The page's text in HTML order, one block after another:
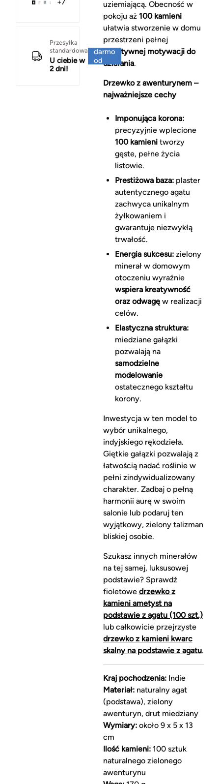
+7
Przesyłka
standardowa
U ciebie w
2 dni!
darmo
od
150 zł
uziemiającą. Obecność w
pokoju aż 100 kamieni
ułatwia stworzenie w domu
przestrzeni pełnej
pozytywnej motywacji do
działania.
Drzewko z awenturynem –
najważniejsze cechy
Imponująca korona:
precyzyjnie wplecione
100 kamienitworzy
gęste, pełne życia
listowie.
Prestiżowa baza:plaster
autentycznego agatu
zachwyca unikalnym
żyłkowaniem i
gwarantuje niezwykłą
trwałość.
Energia sukcesu:zielony
minerał w domowym
otoczeniu wyraźnie
wspiera kreatywność
oraz odwagęw realizacji
celów.
Elastyczna struktura:
miedziane gałązki
pozwalają na
samodzielne
modelowanie
ostatecznego kształtu
korony.
Inwestycja w ten model to
wybór unikalnego,
indyjskiego rękodzieła.
Giętkie gałązki pozwalają z
łatwością nadać roślinie w
pełni zindywidualizowany
charakter. Zadbaj o pełną
harmonii aurę w swoim
salonie lub podaruj ten
wyjątkowy, zielony talizman
bliskiej osobie.
Szukasz innych minerałów
na tej samej, luksusowej
podstawie? Sprawdź
fioletowe drzewko z
kamieni ametyst na
podstawie z agatu (100 szt.)
lub całkowicie przejrzyste
drzewko z kamieni kwarc
skalny na podstawie z agatu.
Kraj pochodzenia:Indie
Materiał:naturalny agat
(podstawa), zielony
awenturyn, drut miedziany
Wymiary:około 9 x 5 x 13
cm
Ilość kamieni:100 sztuk
naturalnego zielonego
awenturynu